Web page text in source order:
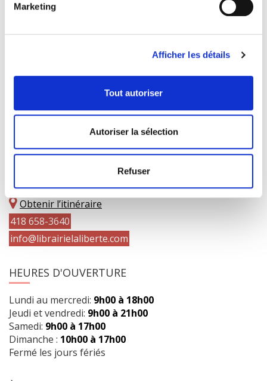
Marketing
Afficher les détails
Tout autoriser
Autoriser la sélection
Refuser
COORDONNÉES
1073 route de l'Église, Québec, QC G1V 3W2
Obtenir l’itinéraire
418 658-3640
info@librairielaliberte.com
HEURES D'OUVERTURE
Lundi au mercredi: 9h00 à 18h00
Jeudi et vendredi: 9h00 à 21h00
Samedi: 9h00 à 17h00
Dimanche : 10h00 à 17h00
Fermé les jours fériés